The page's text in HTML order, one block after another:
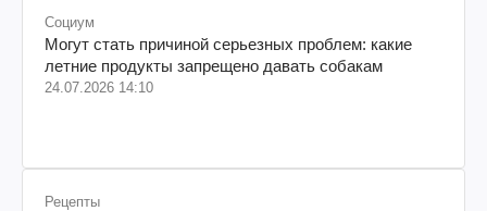
Социум
Могут стать причиной серьезных проблем: какие
летние продукты запрещено давать собакам
24.07.2026 14:10
Рецепты